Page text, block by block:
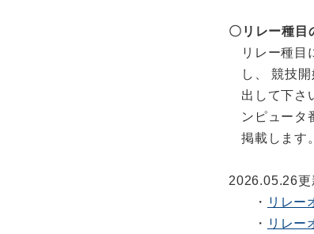
【県総体申込
①６月１
い。
② ６月３
ール
台風６
書類郵
〒
〇リレー種目
リレー種目
し、 競技
出して下さ
ンピュータ
掲載します
2026.05.26更
・ リレー
・ リレー